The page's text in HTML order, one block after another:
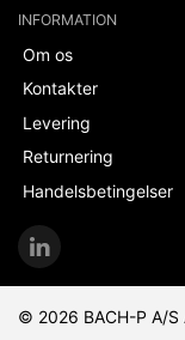
INFORMATION
Om os
Kontakter
Levering
Returnering
Handelsbetingelser
© 2026 BACH-P A/